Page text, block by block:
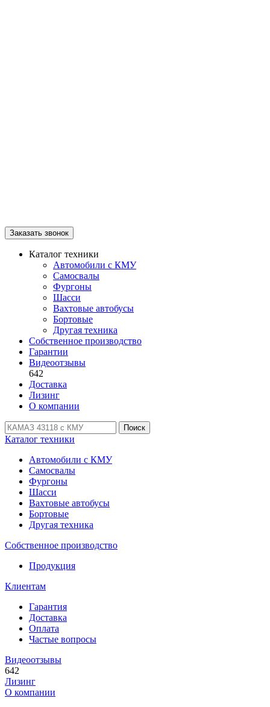
Заказать звонок
Каталог техники
Автомобили с КМУ
Самосвалы
Фургоны
Шасси
Вахтовые автобусы
Бортовые
Другая техника
Собственное производство
Гарантии
Видеоотзывы
642
Доставка
Лизинг
О компании
Поиск
Каталог техники
Автомобили с КМУ
Самосвалы
Фургоны
Шасси
Вахтовые автобусы
Бортовые
Другая техника
Собственное производство
Продукция
Клиентам
Гарантия
Доставка
Оплата
Частые вопросы
Видеоотзывы
642
Лизинг
О компании